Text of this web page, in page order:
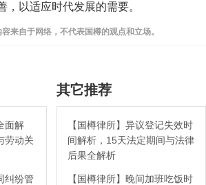
，以适应时代发展的需要。
来自于网络，不代表国樽的观点和立场。
面解
劳动关
纠纷管
其它推荐
【国樽律所】异议登记失效时
间解析，15天法定期间与法律
后果全解析
【国樽律所】晚间加班吃饭时